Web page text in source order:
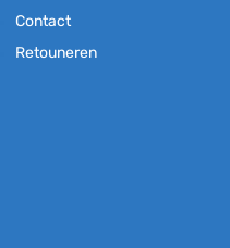
Contact
Retouneren